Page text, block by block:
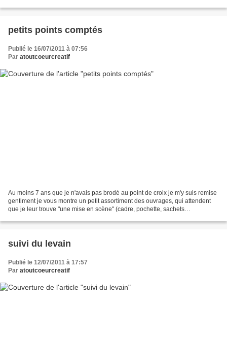
petits points comptés
Publié le 16/07/2011 à 07:56
Par atoutcoeurcreatif
Au moins 7 ans que je n'avais pas brodé au point de croix je m'y suis remise
gentiment je vous montre un petit assortiment des ouvrages, qui attendent
que je leur trouve "une mise en scène" (cadre, pochette, sachets
suivi du levain
Publié le 12/07/2011 à 17:57
Par atoutcoeurcreatif